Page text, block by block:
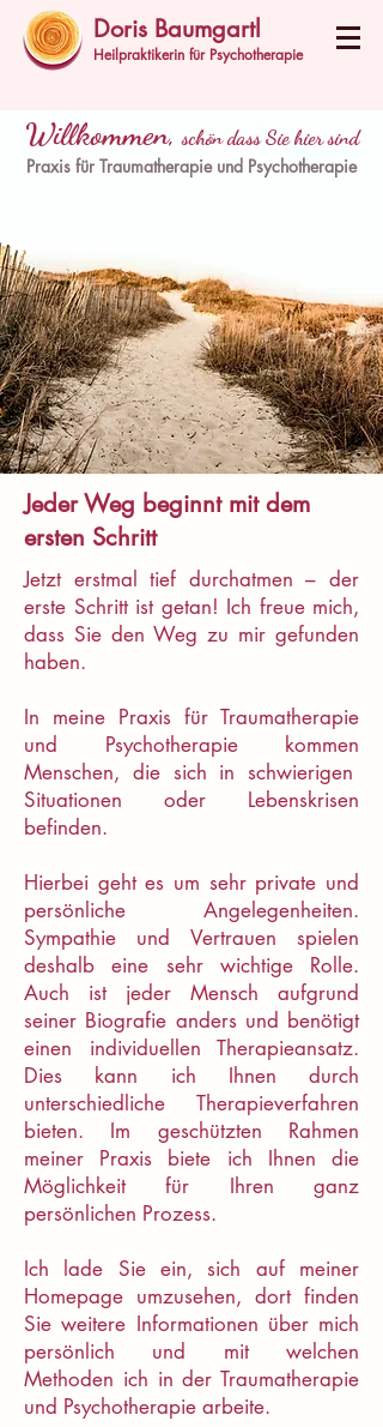
Doris Baumgartl
Heilpraktikerin für Psychotherapie
Willkommen, schön dass Sie hier sind
Praxis für Traumatherapie und Psychotherapie
Jeder Weg beginnt mit dem
ersten Schritt
Jetzt erstmal tief durchatmen – der
erste Schritt ist getan! Ich freue mich,
dass Sie den Weg zu mir gefunden
haben.
In meine Praxis für Traumatherapie
und Psychotherapie kommen
Menschen, die sich in schwierigen
Situationen oder Lebenskrisen
befinden.
Hierbei geht es um sehr private und
persönliche Angelegenheiten.
Sympathie und Vertrauen spielen
deshalb eine sehr wichtige Rolle.
Auch ist jeder Mensch aufgrund
seiner Biografie anders und benötigt
einen individuellen Therapieansatz.
Dies kann ich Ihnen durch
unterschiedliche Therapieverfahren
bieten. Im geschützten Rahmen
meiner Praxis biete ich Ihnen die
Möglichkeit für Ihren ganz
persönlichen Prozess.
Ich lade Sie ein, sich auf meiner
Homepage umzusehen, dort finden
Sie weitere Informationen über mich
persönlich und mit welchen
Methoden ich in der Traumatherapie
und Psychotherapie arbeite.